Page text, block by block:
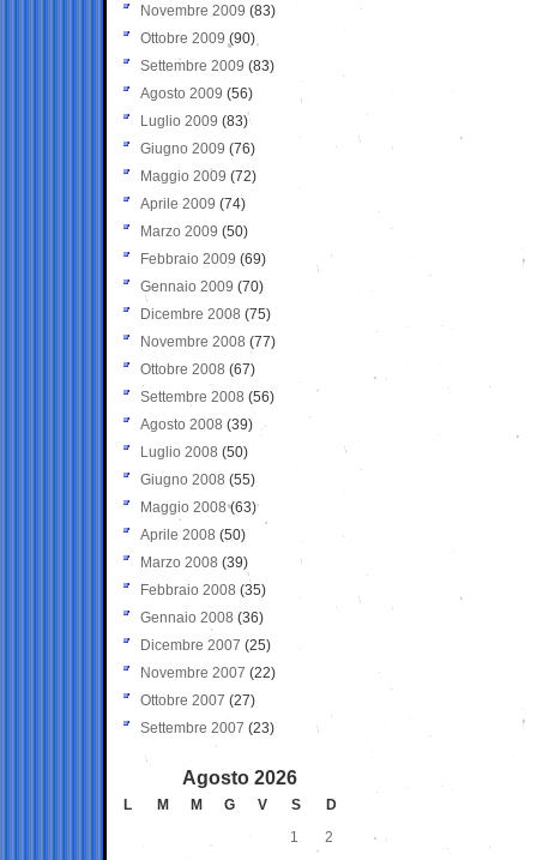
Novembre 2009 (83)
Ottobre 2009 (90)
Settembre 2009 (83)
Agosto 2009 (56)
Luglio 2009 (83)
Giugno 2009 (76)
Maggio 2009 (72)
Aprile 2009 (74)
Marzo 2009 (50)
Febbraio 2009 (69)
Gennaio 2009 (70)
Dicembre 2008 (75)
Novembre 2008 (77)
Ottobre 2008 (67)
Settembre 2008 (56)
Agosto 2008 (39)
Luglio 2008 (50)
Giugno 2008 (55)
Maggio 2008(63)
Aprile 2008 (50)
Marzo 2008 (39)
Febbraio 2008 (35)
Gennaio 2008 (36)
Dicembre 2007 (25)
Novembre 2007 (22)
Ottobre 2007 (27)
Settembre 2007 (23)
Agosto 2026
L M M G V S
D
1
2